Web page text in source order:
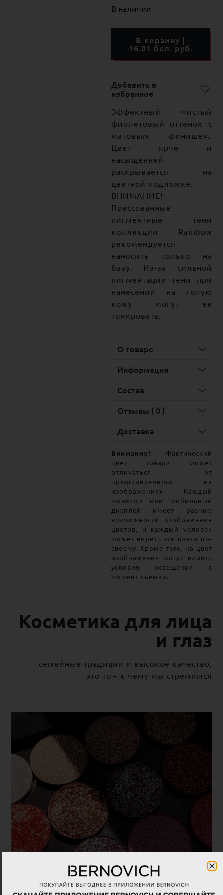
Эффектный чистый
фиолетовый оттенок с
матовым финишем.
Цвет ярче и
насыщенней
раскрывается на
цветной подложке.
ВНИМАНИЕ!
Прессованные
пигментные тени
коллекции Rainbow
рекомендуется
наносить только на
базу. Из-за сильной
пигментации тени при
нанесении на голую
кожу могут ее
тонировать.
В наличии
В корзину |
16.01 бел. руб.
Добавить в
избранное
О товаре
Информация
Состав
Отзывы ( 0 )
Доставка
Внимание!
Фактический
цвет товара может
отличаться от
представленного на
изображениях. Каждый
монитор или мобильный
дисплей имеет разные
возможности отображения
цветов, и каждый человек
может видеть эти цвета по-
своему. Кроме того, на цвет
изображения могут влиять
условия освещения в
момент съемки.
Косметика для лица
и глаз
семейные традиции и высокое качество,
это то – к чему мы стремимся